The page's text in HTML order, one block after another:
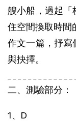
艘小船，過起「
住空間換取時間
作文一篇，抒寫
與抉擇。
二、測驗部分：
1、D